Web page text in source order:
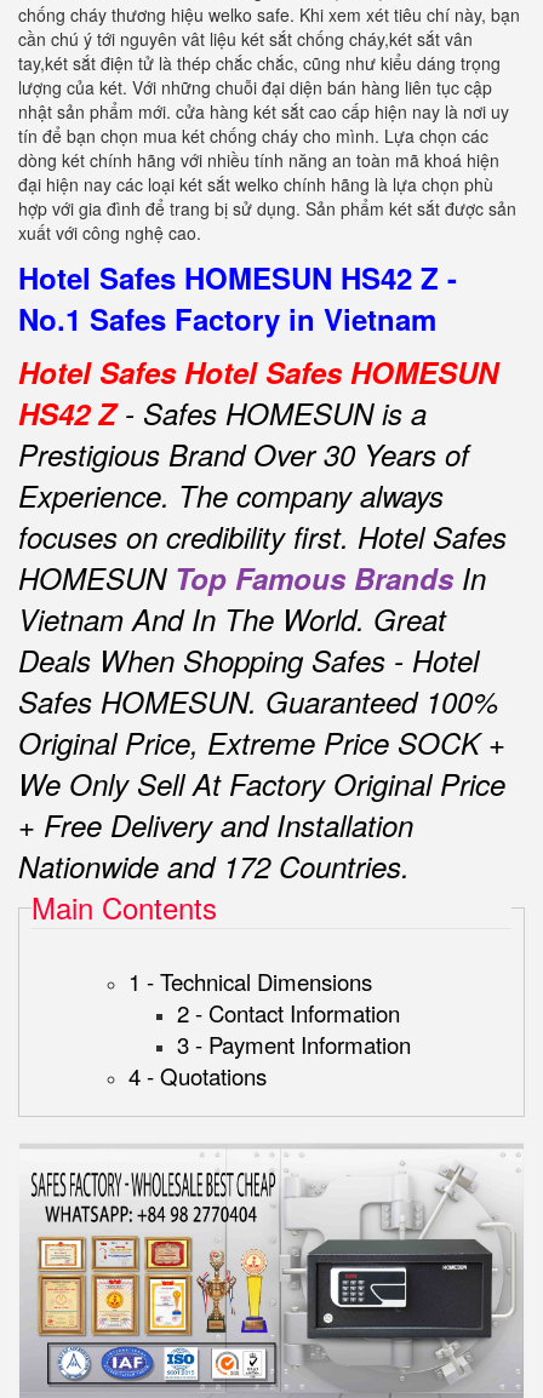
chống cháy thương hiệu welko safe. Khi xem xét tiêu chí này, bạn
cần chú ý tới nguyên vât liệu két sắt chống cháy,két sắt vân
tay,két sắt điện tử là thép chắc chắc, cũng như kiểu dáng trọng
lượng của két. Với những chuỗi đại diện bán hàng liên tục cập
nhật sản phẩm mới. cửa hàng két sắt cao cấp hiện nay là nơi uy
tín để bạn chọn mua két chống cháy cho mình. Lựa chọn các
dòng két chính hãng với nhiều tính năng an toàn mã khoá hiện
đại hiện nay các loại két sắt welko chính hãng là lựa chọn phù
hợp với gia đình để trang bị sử dụng. Sản phẩm két sắt được sản
xuất với công nghệ cao.
Hotel Safes HOMESUN HS42 Z -
No.1 Safes Factory in Vietnam
Hotel Safes Hotel Safes HOMESUN
HS42 Z- Safes HOMESUN is a
Prestigious Brand Over 30 Years of
Experience. The company always
focuses on credibility first. Hotel Safes
HOMESUN Top Famous Brands In
Vietnam And In The World. Great
Deals When Shopping Safes - Hotel
Safes HOMESUN. Guaranteed 100%
Original Price, Extreme Price SOCK +
We Only Sell At Factory Original Price
+ Free Delivery and Installation
Nationwide and 172 Countries.
Main Contents
1 - Technical Dimensions
2 - Contact Information
3 - Payment Information
4 - Quotations